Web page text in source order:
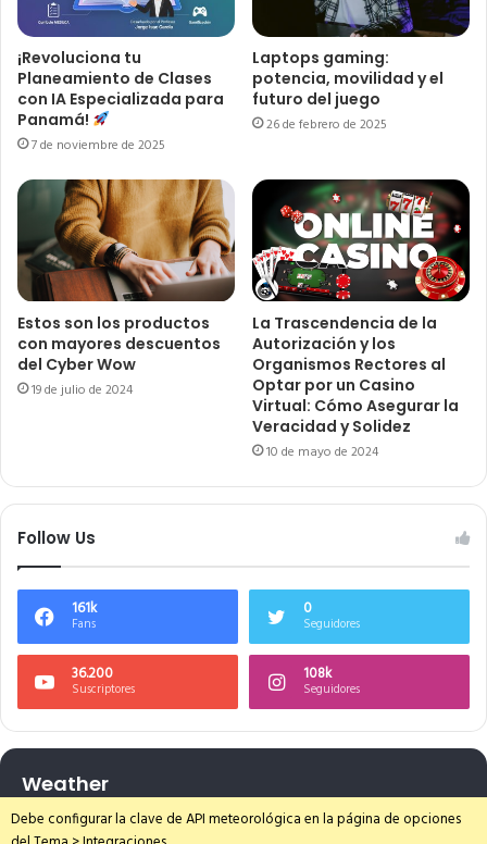
¡Revoluciona tu
Planeamiento de Clases
con IA Especializada para
Panamá!
7 de noviembre de 2025
Laptops gaming:
potencia, movilidad y el
futuro del juego
26 de febrero de 2025
Estos son los productos
con mayores descuentos
del Cyber Wow
19 de julio de 2024
La Trascendencia de la
Autorización y los
Organismos Rectores al
Optar por un Casino
Virtual: Cómo Asegurar la
Veracidad y Solidez
10 de mayo de 2024
Follow Us
161k
Fans
0
Seguidores
36.200
Suscriptores
108k
Seguidores
Weather
Debe configurar la clave de API meteorológica en la página de opciones